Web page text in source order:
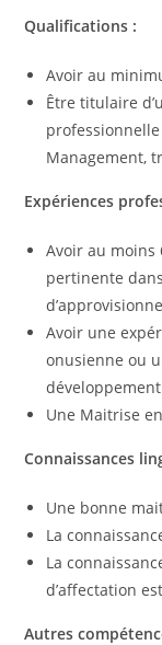
Qualifications :
Avoir au
Être titulaire
Management,
Expériences
Avoir au moins
pertinente
Avoir une
onusienne ou
Une Maitrise
Connaissances
Une bonne
La
La
d’affectation
Autres